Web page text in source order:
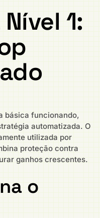
1:
básica funcionando,
automatizada. O
utilizada por
proteção contra
ganhos crescentes.
o